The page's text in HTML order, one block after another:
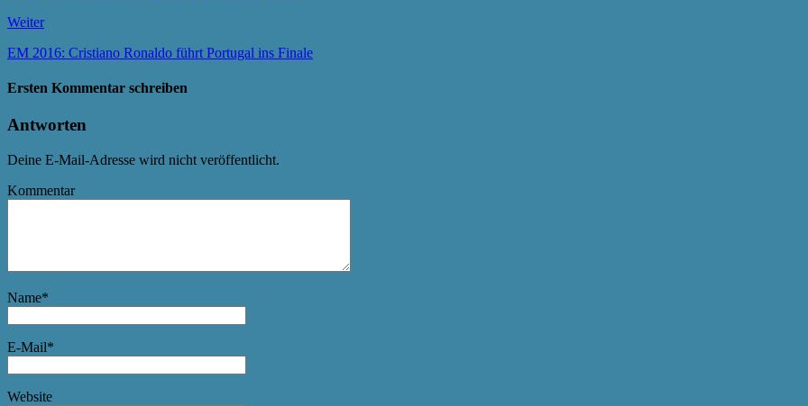
Weiter
EM 2016: Cristiano Ronaldo führt Portugal ins Finale
Ersten Kommentar schreiben
Antworten
Deine E-Mail-Adresse wird nicht veröffentlicht.
Kommentar
Name*
E-Mail*
Website